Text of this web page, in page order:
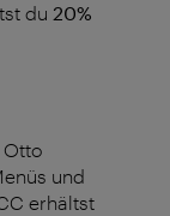
du 20%
Otto
und
erhältst